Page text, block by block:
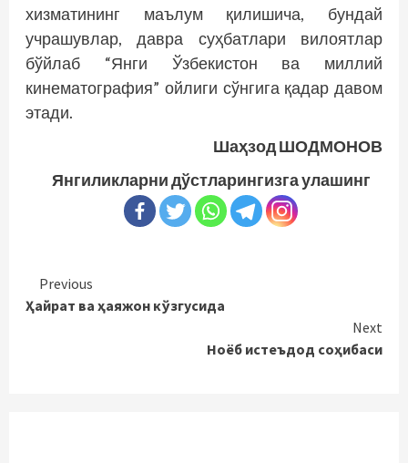
хизматининг маълум қилишича, бундай
учрашувлар, давра суҳбатлари вилоятлар
бўйлаб “Янги Ўзбекистон ва миллий
кинематография” ойлиги сўнгига қадар давом
этади.
Шаҳзод ШОДМОНОВ
Янгиликларни дўстларингизга улашинг
Continue
Reading
Previous
Ҳайрат ва ҳаяжон кўзгусида
Next
Ноёб истеъдод соҳибаси